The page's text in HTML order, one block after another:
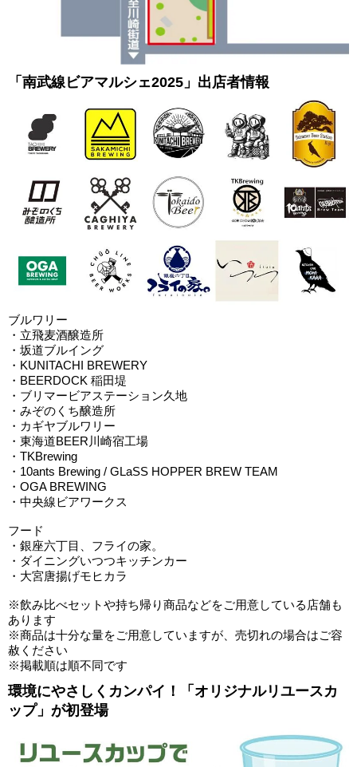
「南武線ビアマルシェ2025」出店者情報
ブルワリー
・立飛麦酒醸造所
・坂道ブルイング
・KUNITACHI BREWERY
・BEERDOCK 稲田堤
・ブリマービアステーション久地
・みぞのくち醸造所
・カギヤブルワリー
・東海道BEER川崎宿工場
・TKBrewing
・10ants Brewing / GLaSS HOPPER BREW TEAM
・OGA BREWING
・中央線ビアワークス
フード
・銀座六丁目、フライの家。
・ダイニングいつつキッチンカー
・大宮唐揚げモヒカラ
※飲み比べセットや持ち帰り商品などをご用意している店舗も
あります
※商品は十分な量をご用意していますが、売切れの場合はご容
赦ください
※掲載順は順不同です
環境にやさしくカンパイ！「オリジナルリユースカ
ップ」が初登場